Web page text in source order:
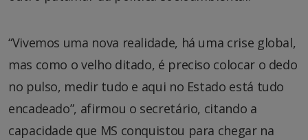
“Vivemos uma nova realidade, há uma crise global,
mas como o velho ditado, é preciso colocar o dedo
no pulso, medir tudo e aqui no Estado está tudo
encadeado”, afirmou o secretário, citando a
capacidade que MS conquistou para chegar na